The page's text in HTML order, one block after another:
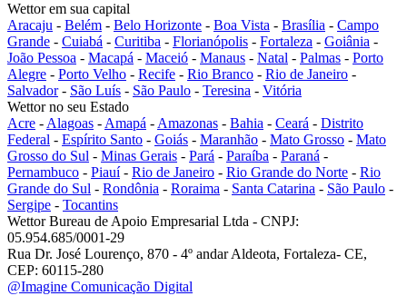
Wettor em sua capital
Aracaju - Belém - Belo Horizonte - Boa Vista - Brasília - Campo
Grande - Cuiabá - Curitiba - Florianópolis - Fortaleza - Goiânia -
João Pessoa - Macapá - Maceió - Manaus - Natal - Palmas - Porto
Alegre - Porto Velho - Recife - Rio Branco - Rio de Janeiro -
Salvador- São Luís - São Paulo - Teresina - Vitória
Wettor no seu Estado
Acre - Alagoas - Amapá - Amazonas - Bahia - Ceará - Distrito
Federal - Espírito Santo - Goiás - Maranhão - Mato Grosso - Mato
Grosso do Sul - Minas Gerais - Pará - Paraíba - Paraná -
Pernambuco - Piauí- Rio de Janeiro - Rio Grande do Norte - Rio
Grande do Sul - Rondônia - Roraima - Santa Catarina - São Paulo -
Sergipe - Tocantins
Wettor Bureau de Apoio Empresarial Ltda - CNPJ:
05.954.685/0001-29
Rua Dr. José Lourenço, 870 - 4º andar Aldeota, Fortaleza- CE,
CEP: 60115-280
@Imagine Comunicação Digital